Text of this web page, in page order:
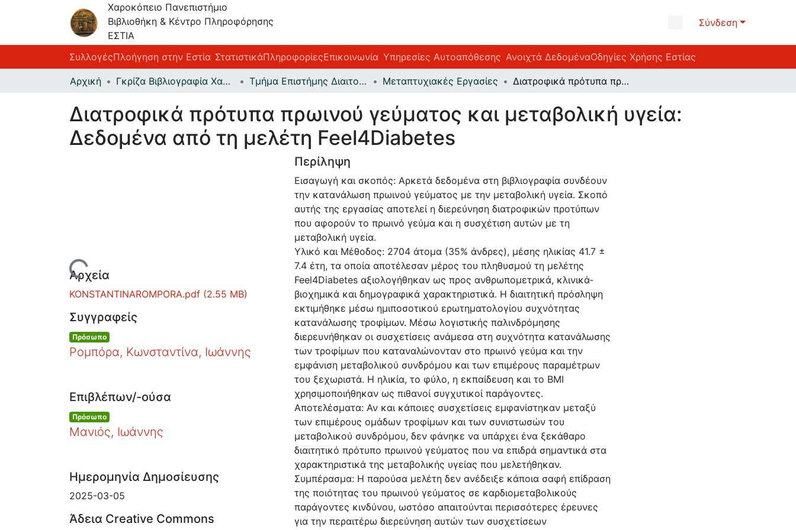
Χαροκόπειο Πανεπιστήμιο
Βιβλιοθήκη & Κέντρο Πληροφόρησης
ΕΣΤΙΑ
Σύνδεση
ΣυλλογέςΠλοήγηση στην Εστία ΣτατιστικάΠληροφορίεςΕπικοινωνία Υπηρεσίες Αυτοαπόθεσης Ανοιχτά ΔεδομέναΟδηγίες Χρήσης Εστίας
Αρχική Γκρίζα Βιβλιογραφία Χαροκοπείου Πανεπιστημίου Τμήμα Επιστήμης Διαιτολογίας-Διατροφής Μεταπτυχιακές Εργασίες Διατροφικά πρότυπα πρωινού γεύματος και μεταβολική υγεία: Δεδομένα από τη μελέτη Feel4Diabetes
Διατροφικά πρότυπα πρωινού γεύματος και μεταβολική υγεία:
Δεδομένα από τη μελέτη Feel4Diabetes
Φόρτωση...
Αρχεία
KONSTANTINAROMPORA.pdf (2.55 MB)
Συγγραφείς
Πρόσωπο
Ρομπόρα, Κωνσταντίνα, Ιωάννης
Επιβλέπων/-ούσα
Πρόσωπο
Μανιός, Ιωάννης
Ημερομηνία Δημοσίευσης
2025-03-05
Άδεια Creative Commons
Περίληψη
Εισαγωγή και σκοπός: Αρκετά δεδομένα στη βιβλιογραφία συνδέουν
την κατανάλωση πρωινού γεύματος με την μεταβολική υγεία. Σκοπό
αυτής της εργασίας αποτελεί η διερεύνηση διατροφικών προτύπων
που αφορούν το πρωινό γεύμα και η συσχέτιση αυτών με τη
μεταβολική υγεία.
Υλικό και Μέθοδος: 2704 άτομα (35% άνδρες), μέσης ηλικίας 41.7 ±
7.4 έτη, τα οποία αποτέλεσαν μέρος του πληθυσμού τη μελέτης
Feel4Diabetes αξιολογήθηκαν ως προς ανθρωπομετρικά, κλινικά-
βιοχημικά και δημογραφικά χαρακτηριστικά. Η διαιτητική πρόσληψη
εκτιμήθηκε μέσω ημιποσοτικού ερωτηματολογίου συχνότητας
κατανάλωσης τροφίμων. Μέσω λογιστικής παλινδρόμησης
διερευνήθηκαν οι συσχετίσεις ανάμεσα στη συχνότητα κατανάλωσης
των τροφίμων που καταναλώνονταν στο πρωινό γεύμα και την
εμφάνιση μεταβολικού συνδρόμου και των επιμέρους παραμέτρων
του ξεχωριστά. Η ηλικία, το φύλο, η εκπαίδευση και το BMI
χρησιμοποιήθηκαν ως πιθανοί συγχυτικοί παράγοντες.
Αποτελέσματα: Αν και κάποιες συσχετίσεις εμφανίστηκαν μεταξύ
των επιμέρους ομάδων τροφίμων και των συνιστωσών του
μεταβολικού συνδρόμου, δεν φάνηκε να υπάρχει ένα ξεκάθαρο
διαιτητικό πρότυπο πρωινού γεύματος που να επιδρά σημαντικά στα
χαρακτηριστικά της μεταβολικής υγείας που μελετήθηκαν.
Συμπέρασμα: Η παρούσα μελέτη δεν ανέδειξε κάποια σαφή επίδραση
της ποιότητας του πρωινού γεύματος σε καρδιομεταβολικούς
παράγοντες κινδύνου, ωστόσο απαιτούνται περισσότερες έρευνες
για την περαιτέρω διερεύνηση αυτών των συσχετίσεων